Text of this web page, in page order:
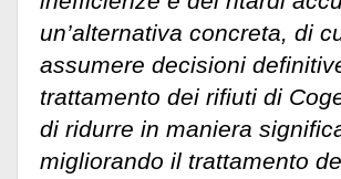
un’alternativa concreta, di
assumere decisioni
trattamento dei rifiuti di
di ridurre in maniera
migliorando il trattamento